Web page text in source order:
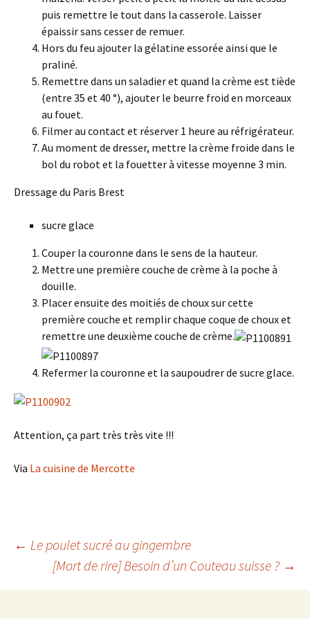
puis remettre le tout dans la casserole. Laisser
épaissir sans cesser de remuer.
Hors du feu ajouter la gélatine essorée ainsi que le
praliné.
Remettre dans un saladier et quand la crème est tiède
(entre 35 et 40 °), ajouter le beurre froid en morceaux
au fouet.
Filmer au contact et réserver 1 heure au réfrigérateur.
Au moment de dresser, mettre la crème froide dans le
bol du robot et la fouetter à vitesse moyenne 3 min.
Dressage du Paris Brest
sucre glace
Couper la couronne dans le sens de la hauteur.
Mettre une première couche de crème à la poche à
douille.
Placer ensuite des moitiés de choux sur cette
première couche et remplir chaque coque de choux et
remettre une deuxième couche de crème.
Refermer la couronne et la saupoudrer de sucre glace.
Attention, ça part très très vite !!!
Via La cuisine de Mercotte
Navigation
des
← Le poulet sucré au gingembre
[Mort de rire] Besoin d’un Couteau suisse ? →